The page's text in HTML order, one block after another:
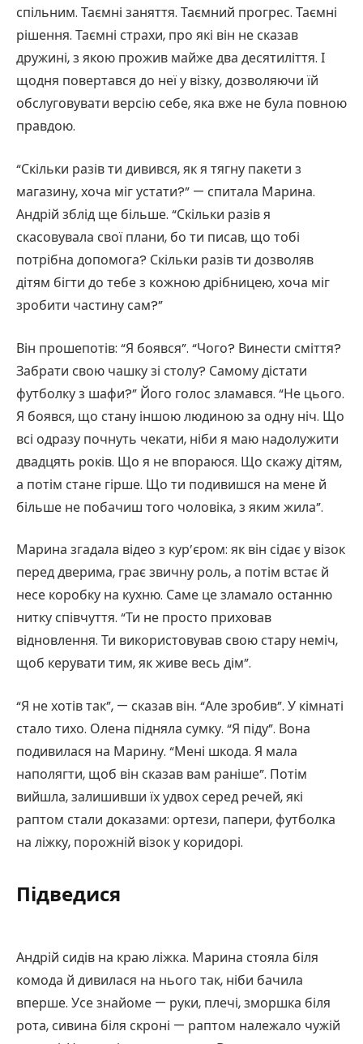
спільним. Таємні заняття. Таємний прогрес. Таємні
рішення. Таємні страхи, про які він не сказав
дружині, з якою прожив майже два десятиліття. І
щодня повертався до неї у візку, дозволяючи їй
обслуговувати версію себе, яка вже не була повною
правдою.
“Скільки разів ти дивився, як я тягну пакети з
магазину, хоча міг устати?” — спитала Марина.
Андрій зблід ще більше. “Скільки разів я
скасовувала свої плани, бо ти писав, що тобі
потрібна допомога? Скільки разів ти дозволяв
дітям бігти до тебе з кожною дрібницею, хоча міг
зробити частину сам?”
Він прошепотів: “Я боявся”. “Чого? Винести сміття?
Забрати свою чашку зі столу? Самому дістати
футболку з шафи?” Його голос зламався. “Не цього.
Я боявся, що стану іншою людиною за одну ніч. Що
всі одразу почнуть чекати, ніби я маю надолужити
двадцять років. Що я не впораюся. Що скажу дітям,
а потім стане гірше. Що ти подивишся на мене й
більше не побачиш того чоловіка, з яким жила”.
Марина згадала відео з кур’єром: як він сідає у візок
перед дверима, грає звичну роль, а потім встає й
несе коробку на кухню. Саме це зламало останню
нитку співчуття. “Ти не просто приховав
відновлення. Ти використовував свою стару неміч,
щоб керувати тим, як живе весь дім”.
“Я не хотів так”, — сказав він. “Але зробив”. У кімнаті
стало тихо. Олена підняла сумку. “Я піду”. Вона
подивилася на Марину. “Мені шкода. Я мала
наполягти, щоб він сказав вам раніше”. Потім
вийшла, залишивши їх удвох серед речей, які
раптом стали доказами: ортези, папери, футболка
на ліжку, порожній візок у коридорі.
Підведися
Андрій сидів на краю ліжка. Марина стояла біля
комода й дивилася на нього так, ніби бачила
вперше. Усе знайоме — руки, плечі, зморшка біля
рота, сивина біля скроні — раптом належало чужій